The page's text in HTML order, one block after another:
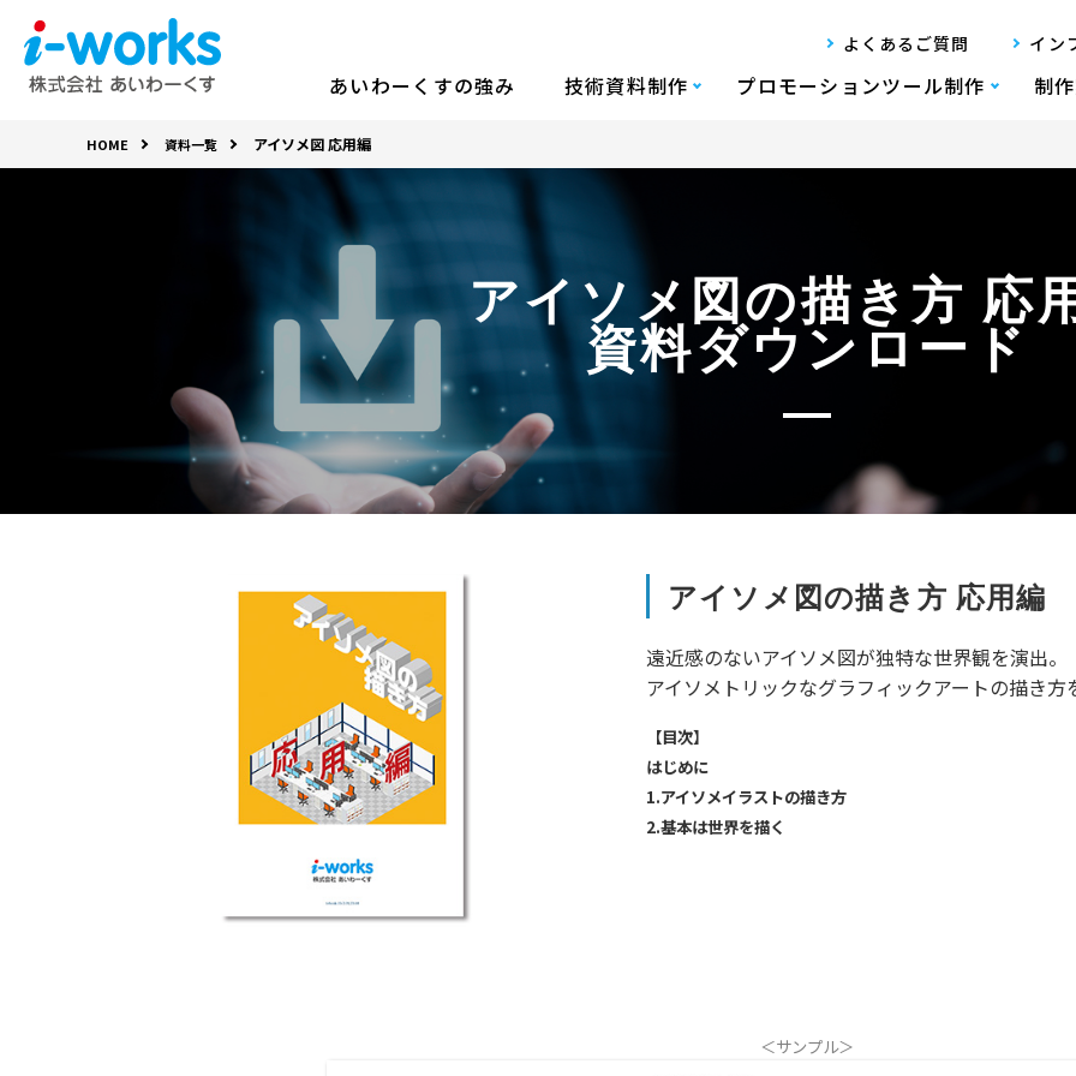
よくあるご質問 イン
あいわーくすの強み 技術資料制作 プロモーションツール制作 制
アイソメ図の描き方 応
資料ダウンロード
HOME 資料一覧 アイソメ図 応用編
アイソメ図の描き方 応用編
遠近感のないアイソメ図が独特な世界観を演出。
アイソメトリックなグラフィックアートの描き方
【目次】
はじめに
1.アイソメイラストの描き方
2.基本は世界を描く
＜サンプル＞